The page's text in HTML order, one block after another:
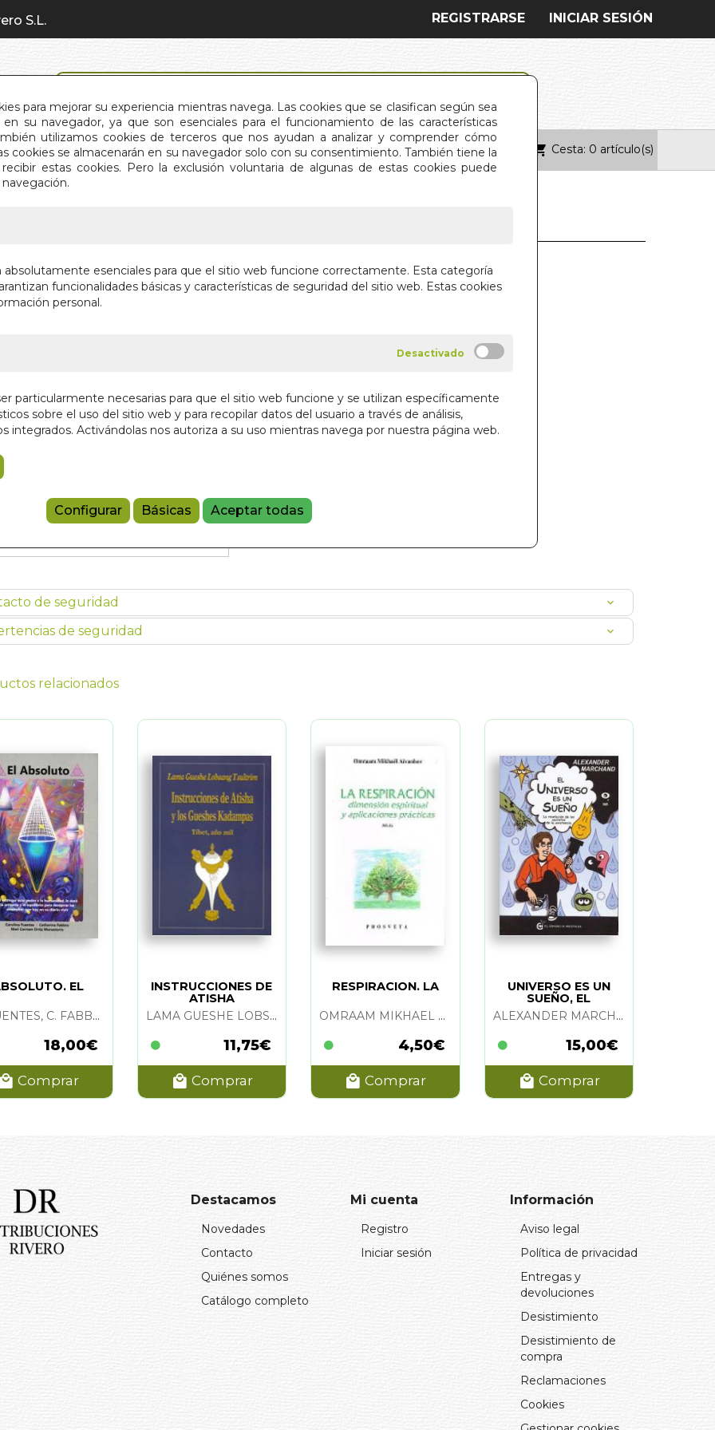
para mejorar su experiencia mientras navega. Las cookies que se clasifican según sea
su navegador, ya que son esenciales para el funcionamiento de las características
utilizamos cookies de terceros que nos ayudan a analizar y comprender cómo
cookies se almacenarán en su navegador solo con su consentimiento. También tiene la
estas cookies. Pero la exclusión voluntaria de algunas de estas cookies puede
absolutamente esenciales para que el sitio web funcione correctamente. Esta categoría
funcionalidades básicas y características de seguridad del sitio web. Estas cookies
personal.
particularmente necesarias para que el sitio web funcione y se utilizan específicamente
sobre el uso del sitio web y para recopilar datos del usuario a través de análisis,
integrados. Activándolas nos autoriza a su uso mientras navega por nuestra página web.
Configurar Básicas Aceptar todas
S.L. INICIAR SESIÓN
REGISTRARSE
INICIO QUIÉNES SOMOS CONTACTO Cesta: 0 artículo(s)
MANDALAS PARA LA PAZ
LAURA PODIO
Añadir a la cesta
de seguridad
de seguridad
relacionados
EL
C. FUENTES, C. FABBRO Y M.C. ORTIZ MONASTERIO
18,00€
Comprar
INSTRUCCIONES DE
ATISHA
LAMA GUESHE LOBSANG TSULTRIM
11,75€
Comprar
RESPIRACION. LA
OMRAAM MIKHAEL AIVANHOV
4,50€
Comprar
UNIVERSO ES UN
SUEÑO, EL
ALEXANDER MARCHAND
15,00€
Comprar
Destacamos
Novedades
Contacto
Quiénes somos
Catálogo completo
Mi cuenta
Registro
Iniciar sesión
Información
Aviso legal
Política de privacidad
Entregas y
devoluciones
Desistimiento
Desistimiento de
compra
Reclamaciones
Cookies